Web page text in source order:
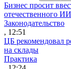
Бизнес просит
отечественного ИИ
Законодательство
, 12:51
ЦБ рекомендовал
на склады
Практика